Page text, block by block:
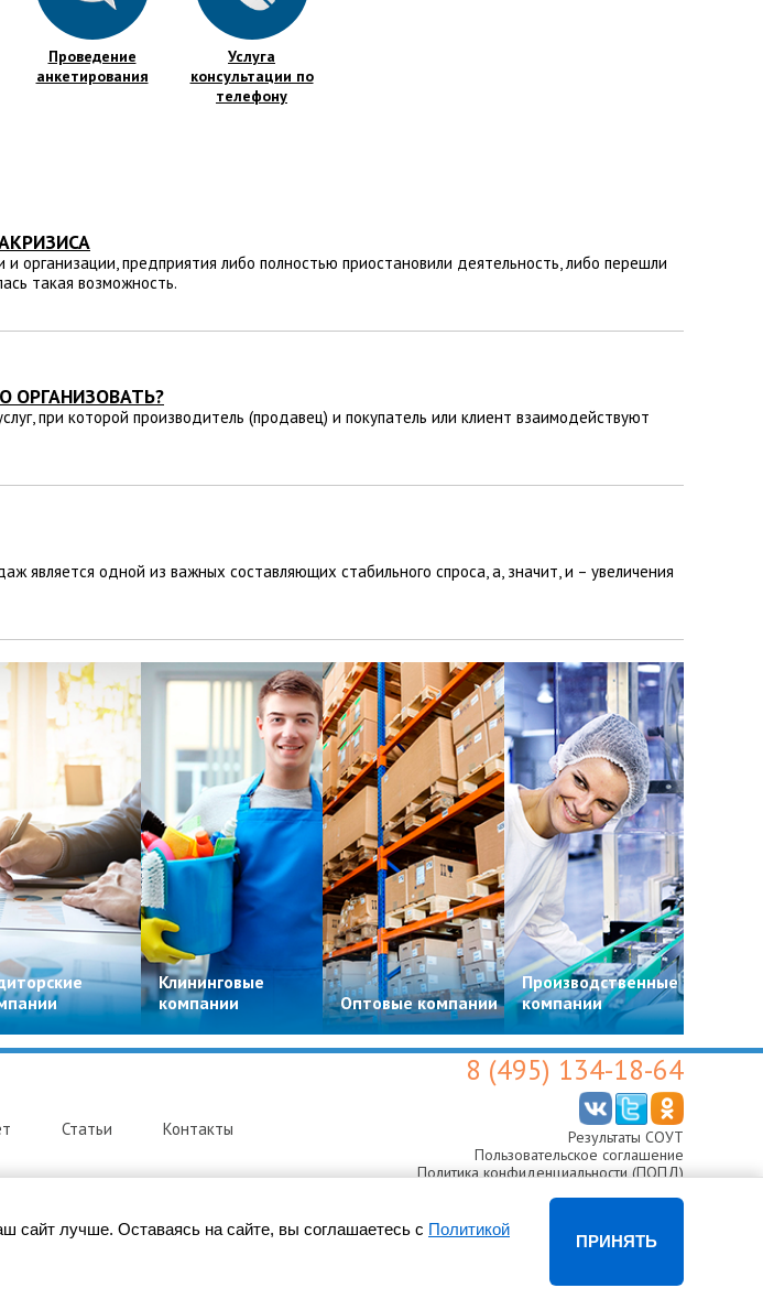
Проведение
анкетирования
Услуга
консультации по
телефону
организации, предприятия либо полностью приостановили деятельность, либо перешли
такая возможность.
ОРГАНИЗОВАТЬ?
при которой производитель (продавец) и покупатель или клиент взаимодействуют
является одной из важных составляющих стабильного спроса, а, значит, и – увеличения
Клининговые
компании
Оптовые компании
Производственные
компании
Статьи Контакты
8 (495) 134-18-64
Результаты СОУТ
Пользовательское соглашение
Политика конфиденциальности (ПОПД)
лучше. Оставаясь на сайте, вы соглашаетесь с Политикой
ПРИНЯТЬ